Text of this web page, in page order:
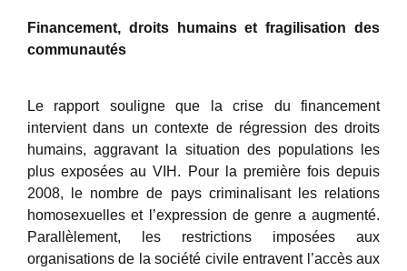
Financement, droits humains et fragilisation des
communautés
Le rapport souligne que la crise du financement
intervient dans un contexte de régression des droits
humains, aggravant la situation des populations les
plus exposées au VIH. Pour la première fois depuis
2008, le nombre de pays criminalisant les relations
homosexuelles et l’expression de genre a augmenté.
Parallèlement, les restrictions imposées aux
organisations de la société civile entravent l’accès aux